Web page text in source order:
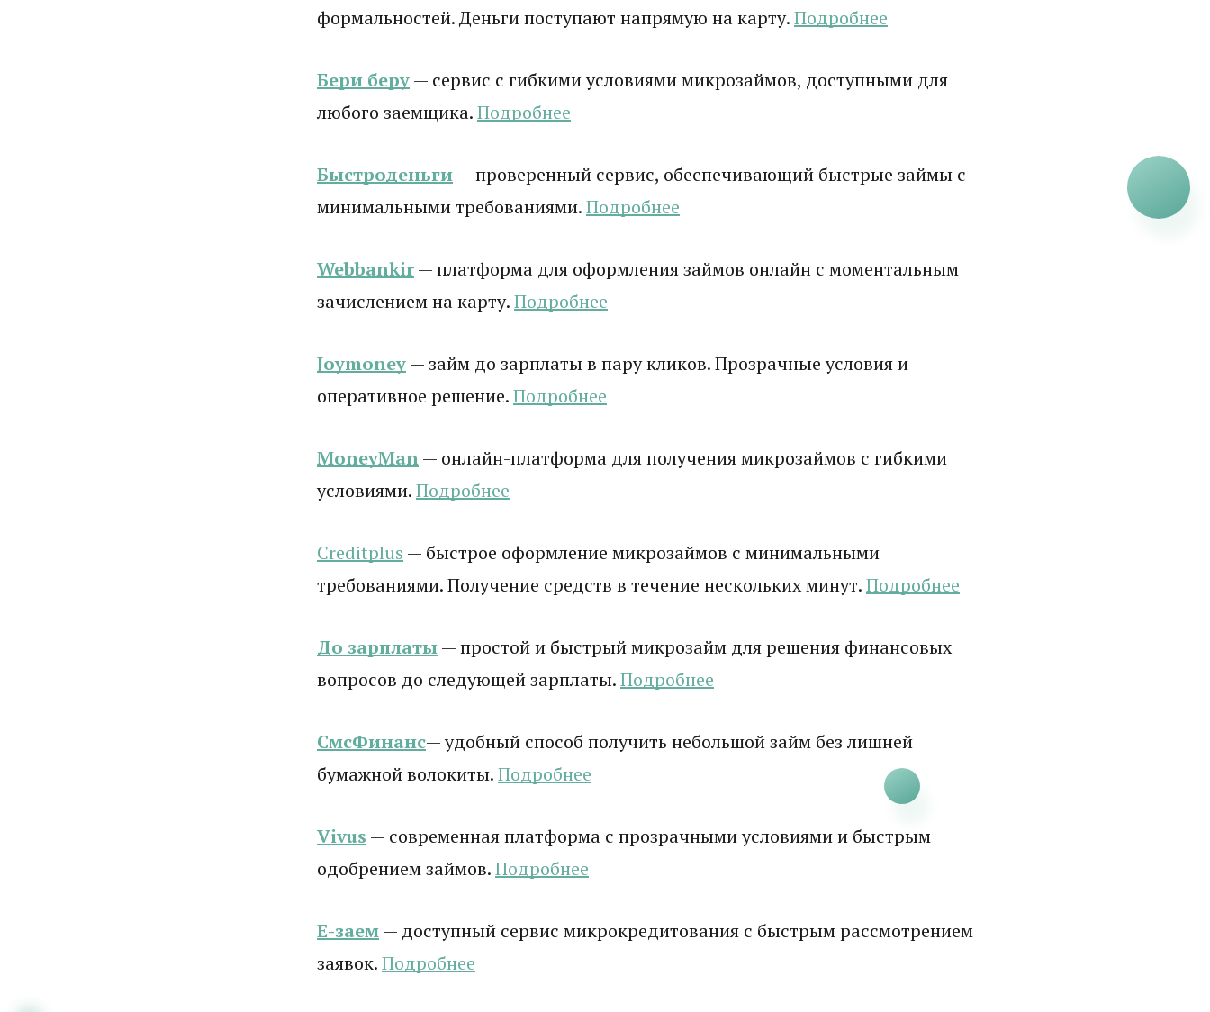
формальностей. Деньги поступают напрямую на карту.Подробнее
Бери беру— сервис с гибкими условиями микрозаймов, доступными для
любого заемщика.Подробнее
Быстроденьги— проверенный сервис, обеспечивающий быстрые займы с
минимальными требованиями.Подробнее
Webbankir— платформа для оформления займов онлайн с моментальным
зачислением на карту.Подробнее
Joymoney— займ до зарплаты в пару кликов. Прозрачные условия и
оперативное решение.Подробнее
MoneyMan— онлайн-платформа для получения микрозаймов с гибкими
условиями.Подробнее
Creditplus — быстрое оформление микрозаймов с минимальными
требованиями. Получение средств в течение нескольких минут.Подробнее
До зарплаты— простой и быстрый микрозайм для решения финансовых
вопросов до следующей зарплаты.Подробнее
СмсФинанс— удобный способ получить небольшой займ без лишней
бумажной волокиты.Подробнее
Vivus — современная платформа с прозрачными условиями и быстрым
одобрением займов.Подробнее
Е-заем— доступный сервис микрокредитования с быстрым рассмотрением
заявок.Подробнее